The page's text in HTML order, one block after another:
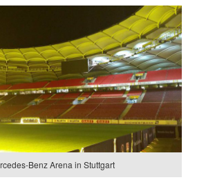
Benz Arena in Stuttgart